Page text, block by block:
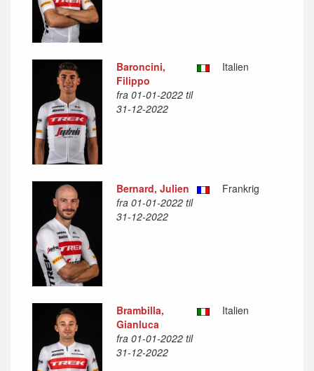
Baroncini,
Filippo
fra 01-01-2022 til
31-12-2022
Italien
Bernard, Julien
fra 01-01-2022 til
31-12-2022
Frankrig
Brambilla,
Gianluca
fra 01-01-2022 til
31-12-2022
Italien